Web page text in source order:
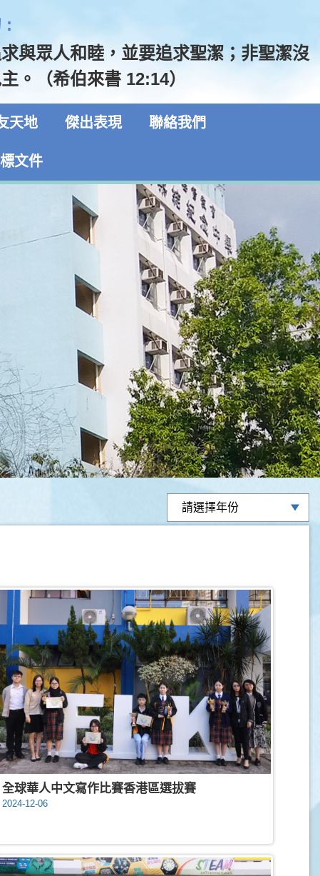
:
與眾人和睦，並要追求聖潔；非聖潔沒
。（希伯來書 12:14）
天地 傑出表現 聯絡我們
文件
全球華人中文寫作比賽香港區選拔賽
2024-12-06